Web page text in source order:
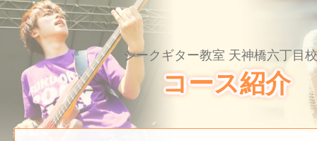
シークギター教室 天神橋六丁目
コース紹介